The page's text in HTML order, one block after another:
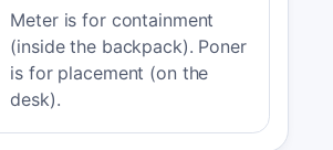
Meter is for containment
(inside the backpack). Poner
is for placement (on the
desk).